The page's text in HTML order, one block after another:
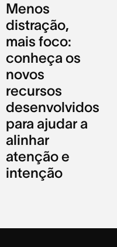
Menos
distração,
mais foco:
conheça os
novos
recursos
desenvolvidos
para ajudar a
alinhar
atenção e
intenção